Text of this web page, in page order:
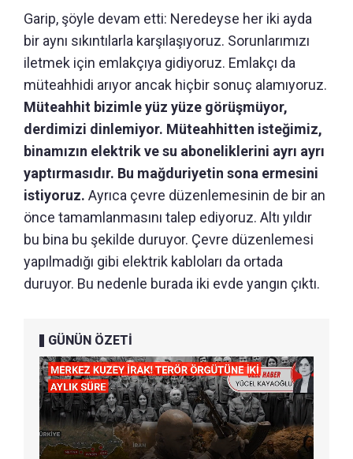
Garip, şöyle devam etti: Neredeyse her iki ayda
bir aynı sıkıntılarla karşılaşıyoruz. Sorunlarımızı
iletmek için emlakçıya gidiyoruz. Emlakçı da
müteahhidi arıyor ancak hiçbir sonuç alamıyoruz.
Müteahhit bizimle yüz yüze görüşmüyor,
derdimizi dinlemiyor. Müteahhitten isteğimiz,
binamızın elektrik ve su aboneliklerini ayrı ayrı
yaptırmasıdır. Bu mağduriyetin sona ermesini
istiyoruz. Ayrıca çevre düzenlemesinin de bir an
önce tamamlanmasını talep ediyoruz. Altı yıldır
bu bina bu şekilde duruyor. Çevre düzenlemesi
yapılmadığı gibi elektrik kabloları da ortada
duruyor. Bu nedenle burada iki evde yangın çıktı.
GÜNÜN ÖZETİ